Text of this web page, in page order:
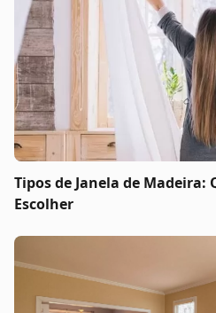
Tipos de Janela de Madeira:
Escolher